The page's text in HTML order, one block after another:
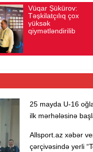
2 milyonluq
Baxış
Avqust 04, 2026
25 mayda U-16
ilk mərhələsinə
Allsport.az xəbər
çərçivəsində yerli